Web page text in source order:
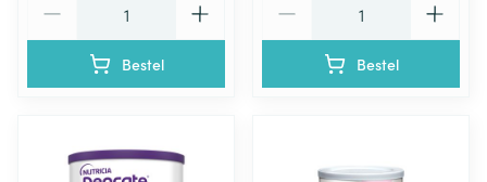
Bestel Bestel